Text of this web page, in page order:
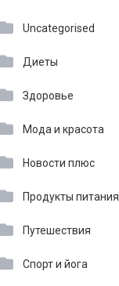
Uncategorised
Диеты
Здоровье
Мода и красота
Новости плюс
Продукты питания
Путешествия
Спорт и йога